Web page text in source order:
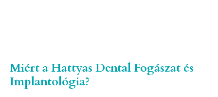
Miért a Hattyas Dental Fogászat és
Implantológia?